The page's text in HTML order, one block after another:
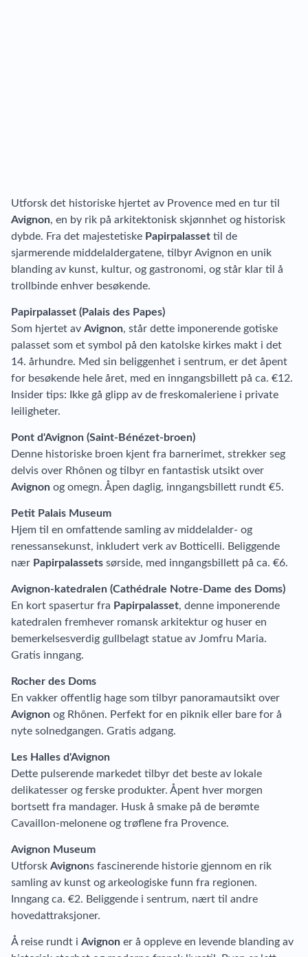
Utforsk det historiske hjertet av Provence med en tur til
Avignon, en by rik på arkitektonisk skjønnhet og historisk
dybde. Fra det majestetiske Papirpalasset til de
sjarmerende middelaldergatene, tilbyr Avignon en unik
blanding av kunst, kultur, og gastronomi, og står klar til å
trollbinde enhver besøkende.
Papirpalasset (Palais des Papes)
Som hjertet av Avignon, står dette imponerende gotiske
palasset som et symbol på den katolske kirkes makt i det
14. århundre. Med sin beliggenhet i sentrum, er det åpent
for besøkende hele året, med en inngangsbillett på ca. €12.
Insider tips: Ikke gå glipp av de freskomaleriene i private
leiligheter.
Pont d'Avignon (Saint-Bénézet-broen)
Denne historiske broen kjent fra barnerimet, strekker seg
delvis over Rhônen og tilbyr en fantastisk utsikt over
Avignon og omegn. Åpen daglig, inngangsbillett rundt €5.
Petit Palais Museum
Hjem til en omfattende samling av middelalder- og
renessansekunst, inkludert verk av Botticelli. Beliggende
nær Papirpalassets sørside, med inngangsbillett på ca. €6.
Avignon-katedralen (Cathédrale Notre-Dame des Doms)
En kort spasertur fra Papirpalasset, denne imponerende
katedralen fremhever romansk arkitektur og huser en
bemerkelsesverdig gullbelagt statue av Jomfru Maria.
Gratis inngang.
Rocher des Doms
En vakker offentlig hage som tilbyr panoramautsikt over
Avignon og Rhônen. Perfekt for en piknik eller bare for å
nyte solnedgangen. Gratis adgang.
Les Halles d'Avignon
Dette pulserende markedet tilbyr det beste av lokale
delikatesser og ferske produkter. Åpent hver morgen
bortsett fra mandager. Husk å smake på de berømte
Cavaillon-melonene og trøflene fra Provence.
Avignon Museum
Utforsk Avignons fascinerende historie gjennom en rik
samling av kunst og arkeologiske funn fra regionen.
Inngang ca. €2. Beliggende i sentrum, nært til andre
hovedattraksjoner.
Å reise rundt i Avignon er å oppleve en levende blanding av